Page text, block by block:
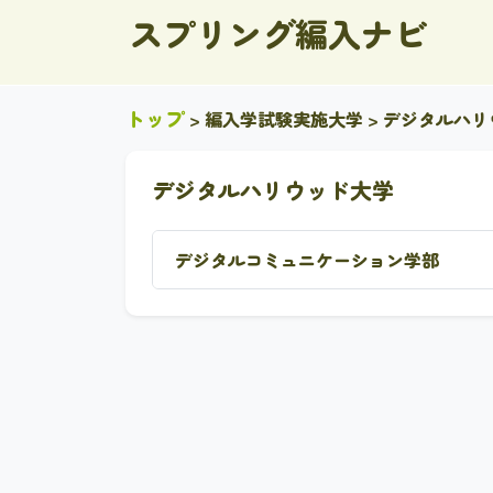
スプリング編入ナビ
トップ> 編入学試験実施大学 > デジタルハ
デジタルハリウッド大学
デジタルコミュニケーション学部